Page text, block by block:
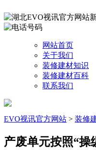
网站首页
关于我们
装修建材知识
装修建材百科
联系我们
EVO视讯官方网站 > 装修
产废单元按照“操